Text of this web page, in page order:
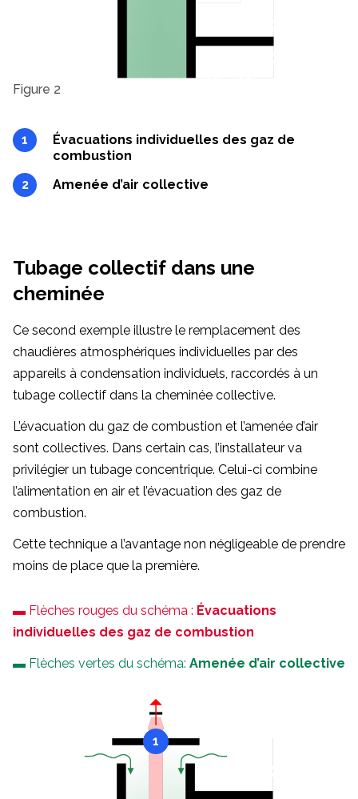
Figure 2
Évacuations individuelles des gaz de
combustion
Amenée d’air collective
Tubage collectif dans une
cheminée
Ce second exemple illustre le remplacement des
chaudières atmosphériques individuelles par des
appareils à condensation individuels, raccordés à un
tubage collectif dans la cheminée collective.
L’évacuation du gaz de combustion et l’amenée d’air
sont collectives. Dans certain cas, l’installateur va
privilégier un tubage concentrique. Celui-ci combine
l’alimentation en air et l’évacuation des gaz de
combustion.
Cette technique a l’avantage non négligeable de prendre
moins de place que la première.
▬ Flèches rouges du schéma : Évacuations
individuelles des gaz de combustion
▬ Flèches vertes du schéma: Amenée d’air collective
1